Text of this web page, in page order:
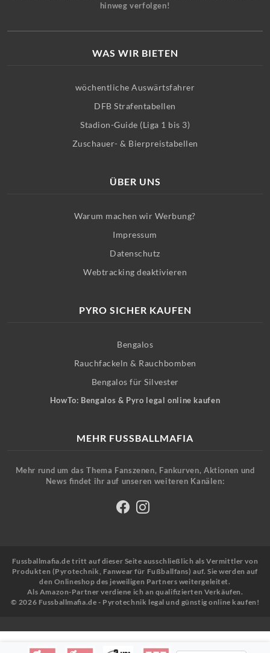
hinweg verfolgen!
WAS WIR BIETEN
wöchentliche Auswärtsfahrer
DFB Strafentabellen
Stadion-Guide (Liga 1 bis 3)
Zuschauer- & Bierpreistabellen
ÜBER UNS
Warum machen wir Werbung?
Impressum
Datenschutz
Webtracking deaktivieren
PYRO SICHER KAUFEN
Bengalos
Rauchfackeln & Rauchbomben
Bengalos für Silvester
HowTo: Bengalos & Pyro legal online kaufen
MEHR FUSSBALLMAFIA
Mehr rund um das Thema Fanszenen, Fankurven, Aktionen und
News findet ihr auf unseren weiteren Kanälen:
Fussballmafia.de tritt auf dieser Seite ausschließlich als Vermittler von
Produkten (Pyrotechnik, Fanwear für Fußballfans) auf. Sie werden auf
den Onlineshop des jeweiligen Partners weitergeleitet.
Als Amazon-Partner verdiene ich an qualifizierten Verkäufen.
© 2026 Fussballmafia.de - Pyrotechnik legal und günstig online kaufen!